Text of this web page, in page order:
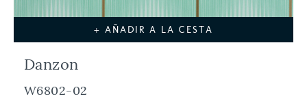
+ AÑADIR A LA CESTA
Danzon
W6802-02